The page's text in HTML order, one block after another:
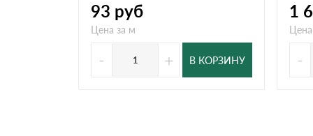
93 руб
Цена за м
- + В КОРЗИНУ
1
-